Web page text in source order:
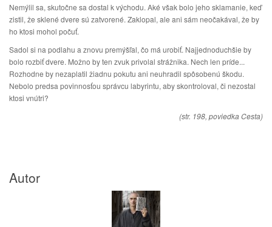
Nemýlil sa, skutočne sa dostal k východu. Aké však bolo jeho sklamanie, keď
zistil, že sklené dvere sú zatvorené. Zaklopal, ale ani sám neočakával, že by
ho ktosi mohol počuť.
Sadol si na podlahu a znovu premýšľal, čo má urobiť. Najjednoduchšie by
bolo rozbiť dvere. Možno by ten zvuk privolal strážnika. Nech len príde...
Rozhodne by nezaplatil žiadnu pokutu ani neuhradil spôsobenú škodu.
Nebolo predsa povinnosťou správcu labyrintu, aby skontroloval, či nezostal
ktosi vnútri?
(str. 198, poviedka Cesta)
Autor